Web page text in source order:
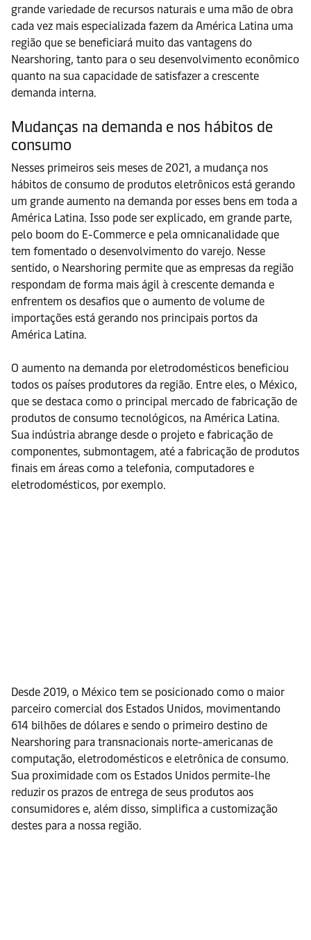
grande variedade de recursos naturais e uma mão de obra
cada vez mais especializada fazem da América Latina uma
região que se beneficiará muito das vantagens do
Nearshoring, tanto para o seu desenvolvimento econômico
quanto na sua capacidade de satisfazer a crescente
demanda interna.
Mudanças na demanda e nos hábitos de
consumo
Nesses primeiros seis meses de 2021, a mudança nos
hábitos de consumo de produtos eletrônicos está gerando
um grande aumento na demanda por esses bens em toda a
América Latina. Isso pode ser explicado, em grande parte,
pelo boom do E-Commerce e pela omnicanalidade que
tem fomentado o desenvolvimento do varejo. Nesse
sentido, o Nearshoring permite que as empresas da região
respondam de forma mais ágil à crescente demanda e
enfrentem os desafios que o aumento de volume de
importações está gerando nos principais portos da
América Latina.
O aumento na demanda por eletrodomésticos beneficiou
todos os países produtores da região. Entre eles, o México,
que se destaca como o principal mercado de fabricação de
produtos de consumo tecnológicos, na América Latina.
Sua indústria abrange desde o projeto e fabricação de
componentes, submontagem, até a fabricação de produtos
finais em áreas como a telefonia, computadores e
eletrodomésticos, por exemplo.
Desde 2019, o México tem se posicionado como o maior
parceiro comercial dos Estados Unidos, movimentando
614 bilhões de dólares e sendo o primeiro destino de
Nearshoring para transnacionais norte-americanas de
computação, eletrodomésticos e eletrônica de consumo.
Sua proximidade com os Estados Unidos permite-lhe
reduzir os prazos de entrega de seus produtos aos
consumidores e, além disso, simplifica a customização
destes para a nossa região.